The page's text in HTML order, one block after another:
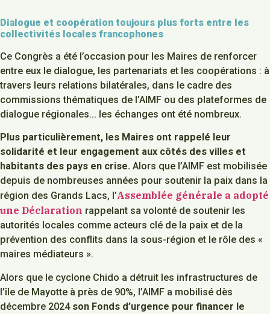
Dialogue et coopération toujours plus forts entre les
collectivités locales francophones
Ce Congrès a été l’occasion pour les Maires de renforcer
entre eux le dialogue, les partenariats et les coopérations : à
travers leurs relations bilatérales, dans le cadre des
commissions thématiques de l’AIMF ou des plateformes de
dialogue régionales… les échanges ont été nombreux.
Plus particulièrement, les Maires ont rappelé leur
solidarité et leur engagement aux côtés des villes et
habitants des pays en crise. Alors que l’AIMF est mobilisée
depuis de nombreuses années pour soutenir la paix dans la
région des Grands Lacs, l’Assemblée générale a adopté
une Déclaration rappelant sa volonté de soutenir les
autorités locales comme acteurs clé de la paix et de la
prévention des conflits dans la sous-région et le rôle des «
maires médiateurs ».
Alors que le cyclone Chido a détruit les infrastructures de
l’île de Mayotte à près de 90%, l’AIMF a mobilisé dès
décembre 2024 son Fonds d’urgence pour financer le